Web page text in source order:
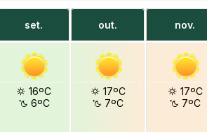
set. out. nov.
16ºC
6ºC
17ºC
7ºC
17ºC
7ºC